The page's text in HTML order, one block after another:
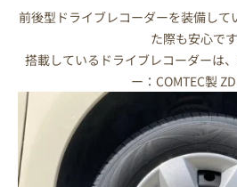
前後型ドライブレコーダーを装備して
た際も安心です
搭載しているドライブレコーダーは
ー：COMTEC製